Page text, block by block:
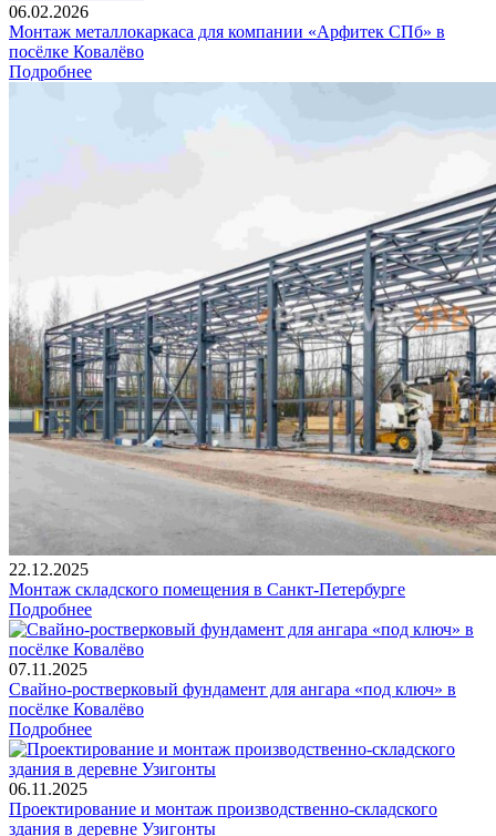
06.02.2026
Монтаж металлокаркаса для компании «Арфитек СПб» в
посёлке Ковалёво
Подробнее
22.12.2025
Монтаж складского помещения в Санкт-Петербурге
Подробнее
07.11.2025
Свайно-ростверковый фундамент для ангара «под ключ» в
посёлке Ковалёво
Подробнее
06.11.2025
Проектирование и монтаж производственно-складского
здания в деревне Узигонты